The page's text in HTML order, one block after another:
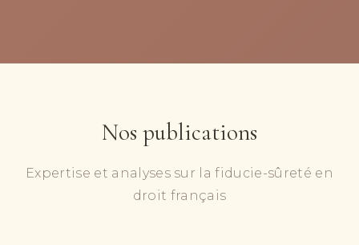
Nos publications
Expertise et analyses sur la fiducie-sûreté en
droit français